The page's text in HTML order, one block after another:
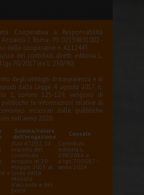
Cooperativa a Responsabilità
7, Roma - P.I. 02139891002 -
delle cooperative n. A112445
dei contributi diretti editoria L.
70/2017 (ex L. 250/90)
degli obblighi di trasparenza e di
dalla Legge 4 agosto 2017, n.
1, commi 125-129, vengono di
pubbliche le informazioni relative ai
incassati dalle pubbliche
nell'anno 2020:
Somma/valore
dell'erogazione
Causale
e
Euro 47.051,34 -
importo del
contributo
erogato al 20
Maggio 2025 al
lordo della
ritenuta
d'acconto e del
bollo
Contributi
editoria L.
198/2016 e
d.lgs 70/2017 –
anno 2024